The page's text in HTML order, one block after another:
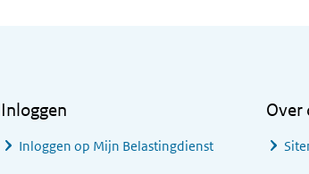
Inloggen
Inloggen op Mijn Belastingdienst
Over